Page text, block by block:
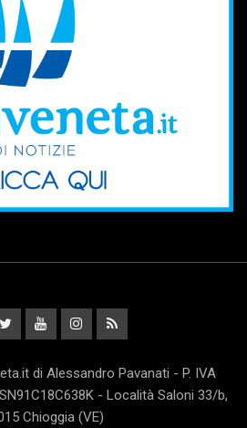
di Alessandro Pavanati - P. IVA
- Località Saloni 33/b,
Chioggia (VE)